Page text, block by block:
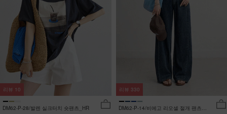
DM62-P-28/발렌 실크터치 숏팬츠_HR
리뷰 10
DM62-P-14/비에고 리오셀 절개 팬츠
리뷰 330